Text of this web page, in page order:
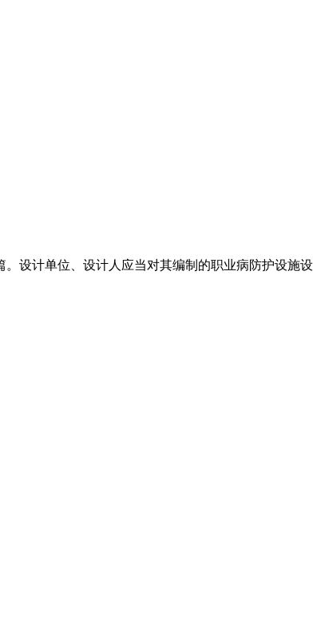
设计单位、设计人应当对其编制的职业病防护设施